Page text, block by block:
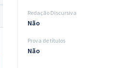
Redação Discursiva
Não
Prova de títulos
Não